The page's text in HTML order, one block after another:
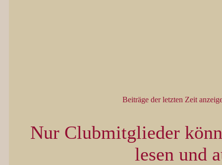
Beiträge der letzten Zeit
Nur Clubmitglieder
lesen und